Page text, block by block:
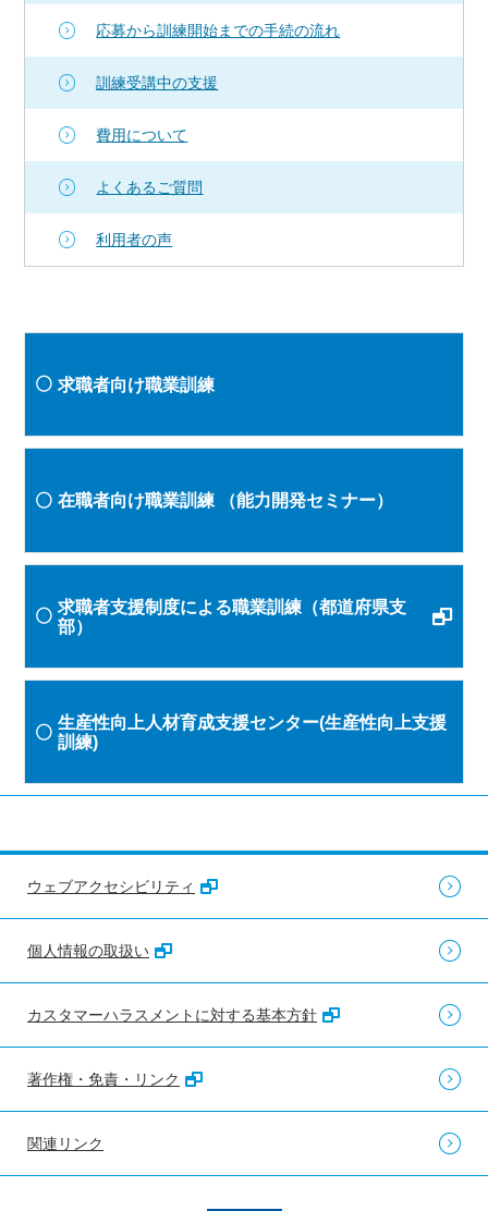
応募から訓練開始までの手続の流れ
訓練受講中の支援
費用について
よくあるご質問
利用者の声
求職者向け職業訓練
在職者向け職業訓練 （能力開発セミナー）
求職者支援制度による職業訓練（都道府県支
部）
生産性向上人材育成支援センター(生産性向上支援
訓練)
ウェブアクセシビリティ
個人情報の取扱い
カスタマーハラスメントに対する基本方針
著作権・免責・リンク
関連リンク